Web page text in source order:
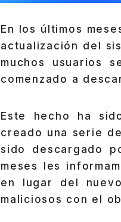
En los últimos
actualización del
muchos usuarios
comenzado a
Este hecho ha
creado una serie de
sido descargado
meses les
en lugar del
maliciosos con el